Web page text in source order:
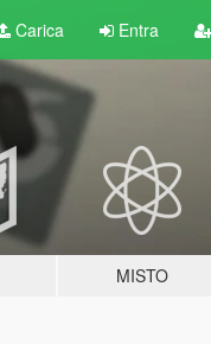
Carica Entra
MISTO